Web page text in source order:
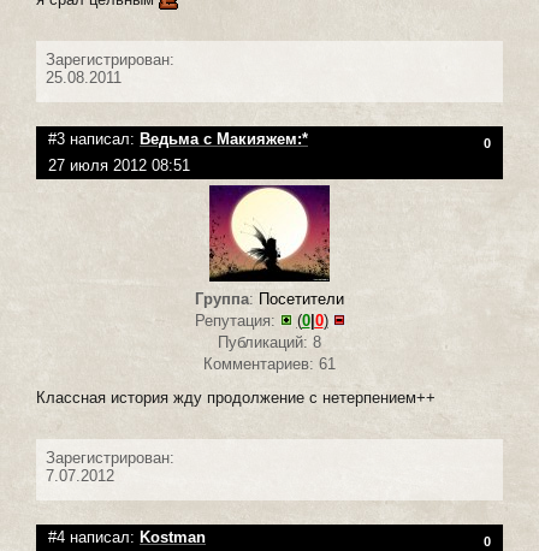
Зарегистрирован:
25.08.2011
#3 написал: Ведьма с Макияжем:* 0
27 июля 2012 08:51
Группа: Посетители
Репутация:
(0|0)
Публикаций: 8
Комментариев: 61
Классная история жду продолжение с нетерпением++
Зарегистрирован:
7.07.2012
#4 написал: Kostman 0